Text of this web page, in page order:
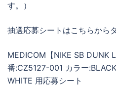
す。）
抽選応募シートはこちらから
MEDICOM【NIKE SB DUNK
番:CZ5127-001 カラー
WHITE 用応募シート